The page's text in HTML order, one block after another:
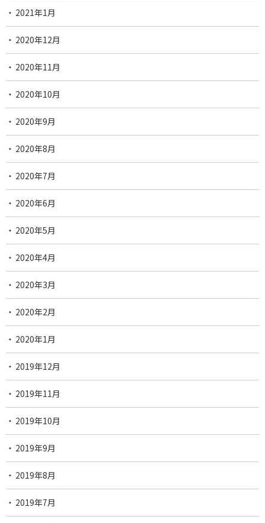
2021年1月
2020年12月
2020年11月
2020年10月
2020年9月
2020年8月
2020年7月
2020年6月
2020年5月
2020年4月
2020年3月
2020年2月
2020年1月
2019年12月
2019年11月
2019年10月
2019年9月
2019年8月
2019年7月